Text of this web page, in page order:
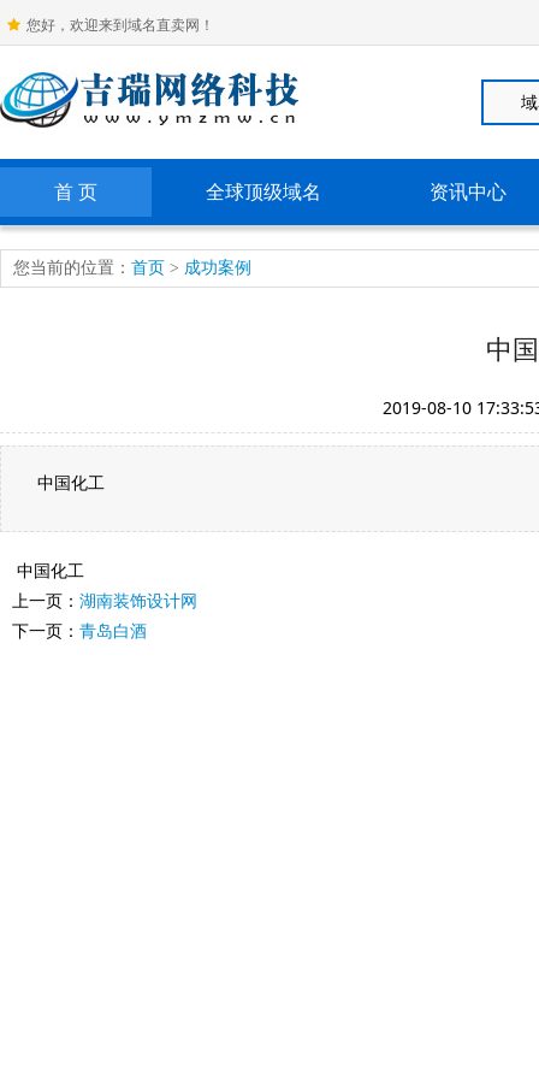
您好，欢迎来到域名直卖网！
首 页 全球顶级域名 资讯中心
您当前的位置： 首页 > 成功案例
中
2019-08-10
中国化工
中国化工
上一页： 湖南装饰设计网
下一页： 青岛白酒